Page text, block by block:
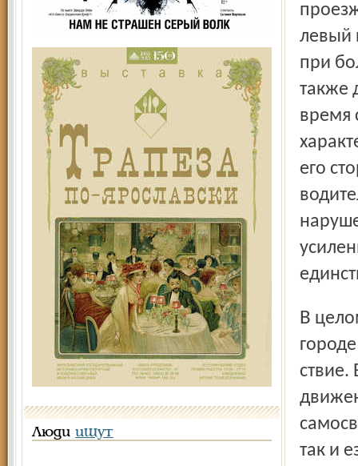
Люди ищут
левый
при
также
время
его
В целом не всегда можно понять, для чего установлены в
ствие.
так и